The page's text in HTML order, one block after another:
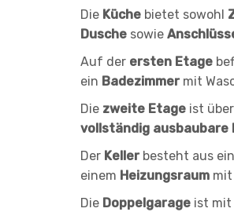
Die Küche bietet sowohl
Dusche sowie
Auf der ersten Etage
ein Badezimmermit
Die zweite Etage ist
vollständig ausbaubare
Der Kellerbesteht aus
einem Heizungsraum mit
Die Doppelgarage ist mit